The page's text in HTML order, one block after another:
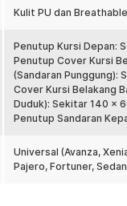
untuk Jok Mobil
dengan rasa
kabin karena
perlindungan total
PU yang rapat bertugas
makanan,
nyata dari sistem
asli mobil Anda tetap
Kulit PU dan
Penutup Kursi Depan:
Penutup Cover Kursi
(Sandaran Punggung):
Cover Kursi Belakang
Duduk): Sekitar 140 x
Penutup Sandaran
Universal (Avanza,
Pajero, Fortuner,